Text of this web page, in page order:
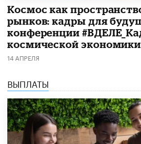
Космос как
рынков: кадры для
конференции
космической экономики
14 АПРЕЛЯ
ВЫПЛАТЫ